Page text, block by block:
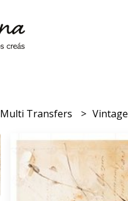
Multi Transfers Vintage